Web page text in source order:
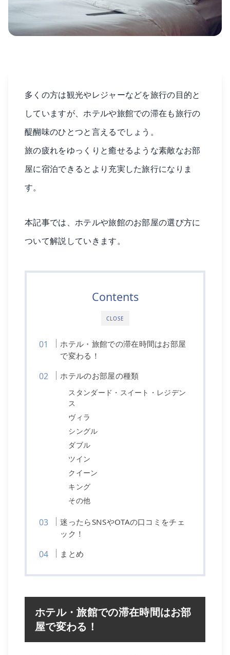
多くの方は観光やレジャーなどを旅行の目的と
していますが、ホテルや旅館での滞在も旅行の
醍醐味のひとつと言えるでしょう。
旅の疲れをゆっくりと癒せるような素敵なお部
屋に宿泊できるとより充実した旅行になりま
す。
本記事では、ホテルや旅館のお部屋の選び方に
ついて解説していきます。
CLOSE
Contents
ホテル・旅館での滞在時間はお部屋
で変わる！
ホテルのお部屋の種類
スタンダード・スイート・レジデン
ス
ヴィラ
シングル
ダブル
ツイン
クイーン
キング
その他
迷ったらSNSやOTAの口コミをチェ
ック！
まとめ
ホテル・旅館での滞在時間はお部
屋で変わる！